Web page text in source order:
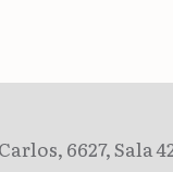
6627, Sala